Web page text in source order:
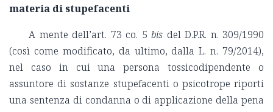
materia di stupefacenti
A mente dell’art. 73 co. 5 bis del D.P.R. n. 309/1990
(così come modificato, da ultimo, dalla L. n. 79/2014),
nel caso in cui una persona tossicodipendente o
assuntore di sostanze stupefacenti o psicotrope riporti
una sentenza di condanna o di applicazione della pena